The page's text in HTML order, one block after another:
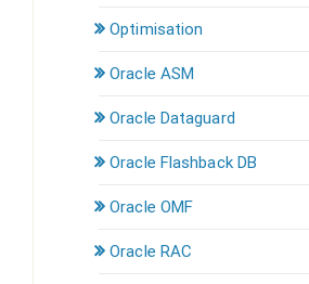
Optimisation
Oracle ASM
Oracle Dataguard
Oracle Flashback DB
Oracle OMF
Oracle RAC